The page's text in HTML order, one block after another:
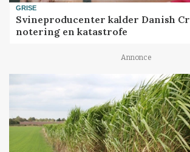
GRISE
Svineproducenter kalder Danish
notering en katastrofe
Annonce